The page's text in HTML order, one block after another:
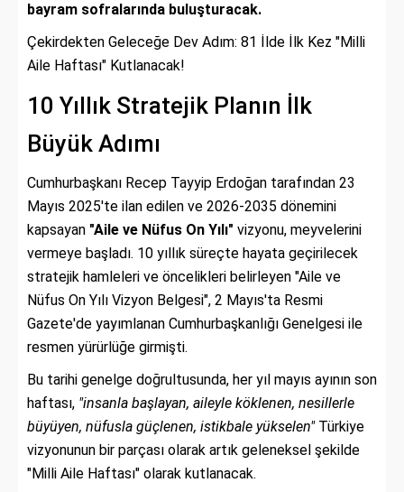
bayram sofralarında buluşturacak.
Çekirdekten Geleceğe Dev Adım: 81 İlde İlk Kez "Milli
Aile Haftası" Kutlanacak!
10 Yıllık Stratejik Planın İlk
Büyük Adımı
Cumhurbaşkanı Recep Tayyip Erdoğan tarafından 23
Mayıs 2025'te ilan edilen ve 2026-2035 dönemini
kapsayan "Aile ve Nüfus On Yılı" vizyonu, meyvelerini
vermeye başladı. 10 yıllık süreçte hayata geçirilecek
stratejik hamleleri ve öncelikleri belirleyen "Aile ve
Nüfus On Yılı Vizyon Belgesi", 2 Mayıs'ta Resmi
Gazete'de yayımlanan Cumhurbaşkanlığı Genelgesi ile
resmen yürürlüğe girmişti.
Bu tarihi genelge doğrultusunda, her yıl mayıs ayının son
haftası, "insanla başlayan, aileyle köklenen, nesillerle
büyüyen, nüfusla güçlenen, istikbale yükselen"Türkiye
vizyonunun bir parçası olarak artık geleneksel şekilde
"Milli Aile Haftası" olarak kutlanacak.